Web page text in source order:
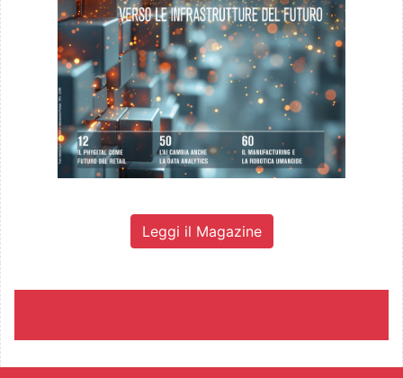
Leggi il Magazine